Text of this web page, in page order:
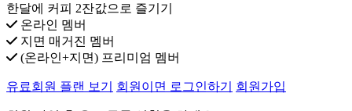
한달에 커피 2잔값으로 즐기기
온라인 멤버
지면 매거진 멤버
(온라인+지면) 프리미엄 멤버
유료회원 플랜 보기 회원이면 로그인하기 회원가입